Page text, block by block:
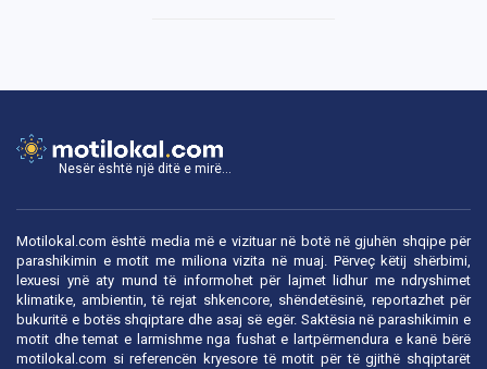
Nesër është një ditë e mirë...
Motilokal.com është media më e vizituar në botë në gjuhën shqipe për
parashikimin e motit me miliona vizita në muaj. Përveç këtij shërbimi,
lexuesi ynë aty mund të informohet për lajmet lidhur me ndryshimet
klimatike, ambientin, të rejat shkencore, shëndetësinë, reportazhet për
bukuritë e botës shqiptare dhe asaj së egër. Saktësia në parashikimin e
motit dhe temat e larmishme nga fushat e lartpërmendura e kanë bërë
motilokal.com si referencën kryesore të motit për të gjithë shqiptarët